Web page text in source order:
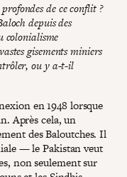
de ce conflit ?
depuis des
colonialisme
gisements miniers
ou y a-t-il
en 1948 lorsque
Après cela, un
des Baloutches. Il
— le Pakistan veut
non seulement sur